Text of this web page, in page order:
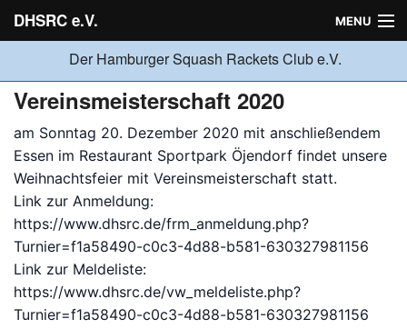
DHSRC e.V. MENU
Verein
Neuigkeiten
Ligabetrieb
Turniere
Der Hamburger Squash Rackets Club e.V.
Vereinsmeisterschaft 2020
am Sonntag 20. Dezember 2020 mit anschließendem
Essen im Restaurant Sportpark Öjendorf findet unsere
Weihnachtsfeier mit Vereinsmeisterschaft statt.
Link zur Anmeldung:
https://www.dhsrc.de/frm_anmeldung.php?
Turnier=f1a58490-c0c3-4d88-b581-630327981156
Link zur Meldeliste:
https://www.dhsrc.de/vw_meldeliste.php?
Turnier=f1a58490-c0c3-4d88-b581-630327981156